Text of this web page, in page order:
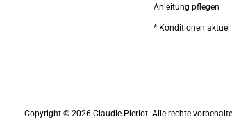
Anleitung pflegen
* Konditionen
Copyright © 2026 Claudie Pierlot. Alle rechte